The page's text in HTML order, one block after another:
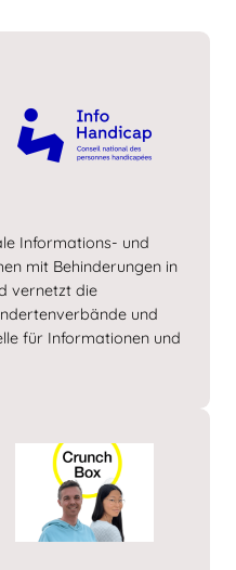
Informations- und
mit Behinderungen in
vernetzt die
und
für Informationen und